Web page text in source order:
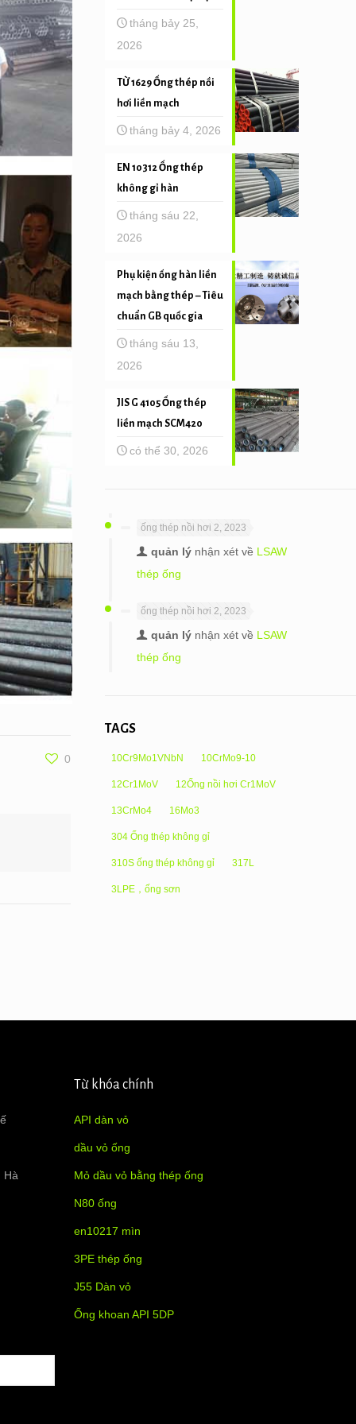
0
tháng bảy 25,
2026
TỪ 1629 Ống thép nồi
hơi liền mạch
tháng bảy 4, 2026
EN 10312 Ống thép
không gỉ hàn
tháng sáu 22,
2026
Phụ kiện ống hàn liền
mạch bằng thép – Tiêu
chuẩn GB quốc gia
tháng sáu 13,
2026
JIS G 4105 Ống thép
liền mạch SCM420
có thể 30, 2026
ống thép nồi hơi 2, 2023
quản lýnhận xét về LSAW
thép ống
ống thép nồi hơi 2, 2023
quản lýnhận xét về LSAW
thép ống
TAGS
10Cr9Mo1VNbN 10CrMo9-10
12Cr1MoV 12Ống nồi hơi Cr1MoV
13CrMo4 16Mo3
304 Ống thép không gỉ
310S ống thép không gỉ 317L
3LPE，ống sơn
Hà
Từ khóa chính
API dàn vỏ
dầu vỏ ống
Mỏ dầu vỏ bằng thép ống
N80 ống
en10217 mìn
3PE thép ống
J55 Dàn vỏ
Ống khoan API 5DP